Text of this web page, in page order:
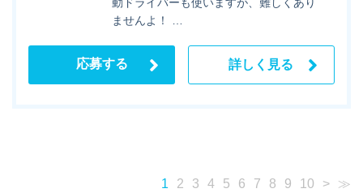
ませんよ！ …
応募する 詳しく見る
1 2 3 4 5 6 7 8 9 10 > ≫